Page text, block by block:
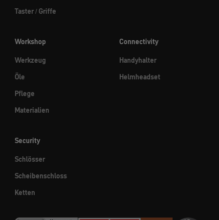
Taster / Griffe
Workshop
Werkzeug
Öle
Pflege
Materialien
Connectivity
Handyhalter
Helmheadset
Security
Schlösser
Scheibenschloss
Ketten